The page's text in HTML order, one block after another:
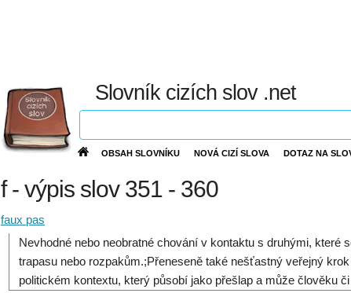
Slovník cizích slov .net
OBSAH SLOVNÍKU NOVÁ CIZÍ SLOVA DOTAZ NA
f - výpis slov 351 - 360
faux pas
Nevhodné nebo neobratné chování v kontaktu s druhými,
trapasu nebo rozpakům.;Přeneseně také nešťastný veřejný
politickém kontextu, který působí jako přešlap a může člověku